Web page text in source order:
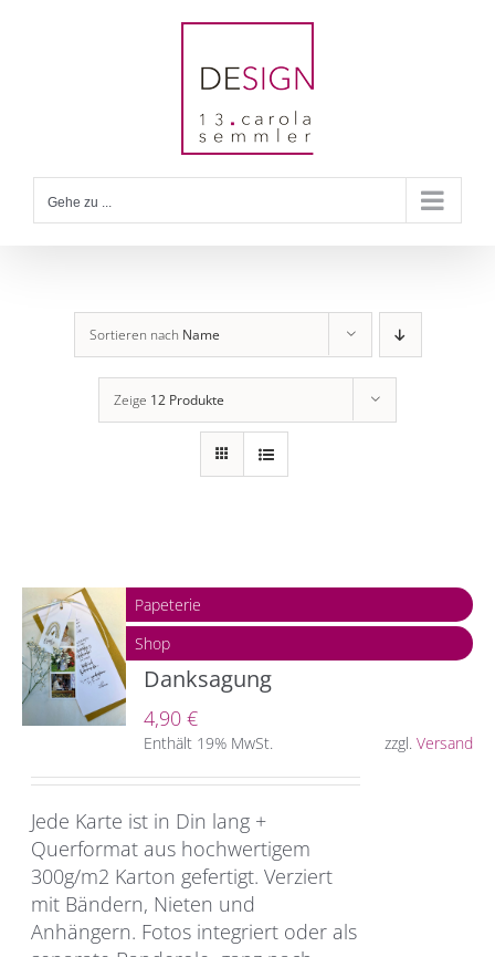
Gehe zu ...
Sortieren nach Name
Zeige 12 Produkte
Papeterie
Shop
Danksagung
4,90€
Enthält 19% MwSt. zzgl. Versand
Jede Karte ist in Din lang +
Querformat aus hochwertigem
300g/m2 Karton gefertigt. Verziert
mit Bändern, Nieten und
Anhängern. Fotos integriert oder als